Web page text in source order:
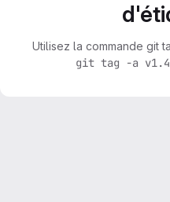
Utilisez la commande git
git tag -a